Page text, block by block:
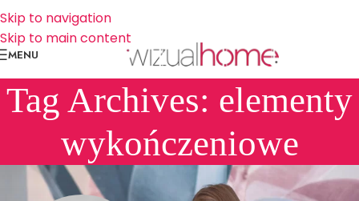
Skip to navigation
Skip to main content
MENU
Tag Archives: elementy
wykończeniowe